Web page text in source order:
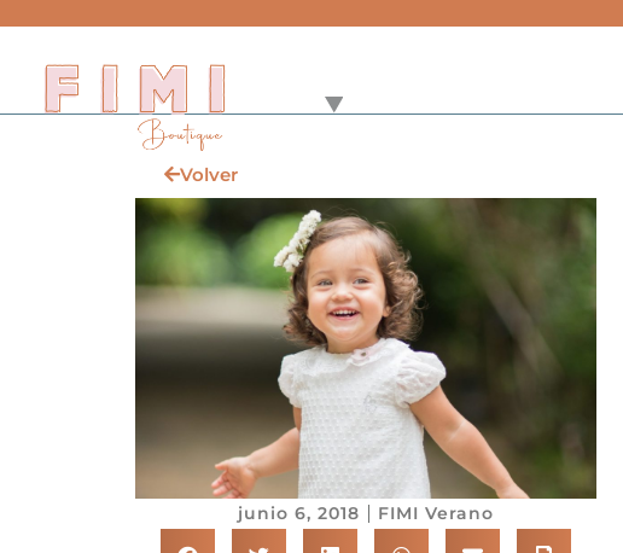
Volver
junio 6, 2018 FIMI Verano